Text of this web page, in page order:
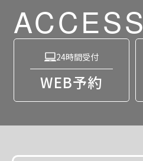
ACCESS
24時間受付
WEB予約